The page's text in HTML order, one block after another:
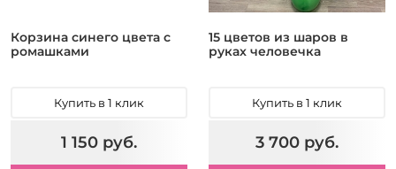
Корзина синего цвета с
ромашками
Купить в 1 клик
1 150 руб.
15 цветов из шаров в
руках человечка
Купить в 1 клик
3 700 руб.